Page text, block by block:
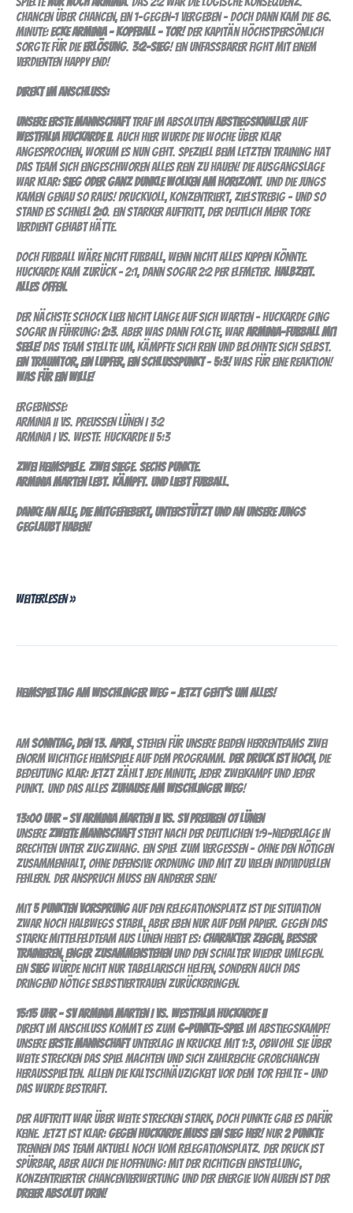
Chancen über Chancen, ein 1-gegen-1 vergeben – doch dann kam die 86.
Minute:Ecke Arminia – Kopfball – Tor!Der Kapitän höchstpersönlich
sorgte für dieErlösung. 3:2-Sieg! Ein unfassbarer Fight mit einem
verdienten Happy End!
Direkt im Anschluss:
Unsere Erste Mannschafttraf im absolutenAbstiegsknallerauf
Westfalia Huckarde II. Auch hier wurde die Woche über klar
angesprochen, worum es nun geht. Speziell beim letzten Training hat
das Team sich eingeschworen alles rein zu hauen! Die Ausgangslage
war klar:Sieg oder ganz dunkle Wolken am Horizont. Und die Jungs
kamen genau so raus! Druckvoll, konzentriert, zielstrebig – und so
stand es schnell2:0. Ein starker Auftritt, der deutlich mehr Tore
verdient gehabt hätte.
Doch Fußball wäre nicht Fußball, wenn nicht alles kippen könnte.
Huckarde kam zurück – 2:1, dann sogar 2:2 per Elfmeter. Halbzeit.
Alles offen.
Der nächste Schock ließ nicht lange auf sich warten – Huckarde ging
sogar in Führung:2:3. Aber was dann folgte, warArminia-Fußball mit
Seele!Das Team stellte um, kämpfte sich rein und belohnte sich selbst.
Ein Traumtor, ein Lupfer, ein Schlusspunkt–5:3!Was für eine Reaktion!
Was für ein Wille!
Ergebnisse:
ARMINIA II vs. PREUSSEN LÜNEN I 3:2
ARMINIA I vs. WESTF. HUCKARDE II 5:3
Zwei Heimspiele. Zwei Siege. Sechs Punkte.
Arminia Marten lebt. Kämpft. Und liebt Fußball.
Danke an alle, die mitgefiebert, unterstützt und an unsere Jungs
geglaubt haben!
Weiterlesen »
Heimspieltag am Wischlinger Weg – Jetzt geht's um alles!
AmSonntag, den 13. April, stehen für unsere beiden Herrenteams zwei
enorm wichtige Heimspiele auf dem Programm. Der Druck ist hoch, die
Bedeutung klar: Jetzt zählt jede Minute, jeder Zweikampf und jeder
Punkt. Und das alleszuhause am Wischlinger Weg!
13:00 Uhr – SV Arminia Marten II vs. SV Preußen 07 Lünen
UnsereZweite Mannschaftsteht nach der deutlichen 1:9-Niederlage in
Brechten unter Zugzwang. Ein Spiel zum Vergessen – ohne den nötigen
Zusammenhalt, ohne defensive Ordnung und mit zu vielen individuellen
Fehlern. Der Anspruch muss ein anderer sein!
Mit5 Punkten Vorsprungauf den Relegationsplatz ist die Situation
zwar noch halbwegs stabil, aber eben nur auf dem Papier. Gegen das
starke Mittelfeldteam aus Lünen heißt es:Charakter zeigen, besser
trainieren, enger zusammenstehenund den Schalter wieder umlegen.
EinSiegwürde nicht nur tabellarisch helfen, sondern auch das
dringend nötige Selbstvertrauen zurückbringen.
15:15 Uhr – SV Arminia Marten I vs. Westfalia Huckarde II
Direkt im Anschluss kommt es zum6-Punkte-Spielim Abstiegskampf!
UnsereErste Mannschaftunterlag in Kruckel mit 1:3, obwohl sie über
weite Strecken das Spiel machten und sich zahlreiche Großchancen
herausspielten. Allein die Kaltschnäuzigkeit vor dem Tor fehlte – und
das wurde bestraft.
Der Auftritt war über weite Strecken stark, doch Punkte gab es dafür
keine. Jetzt ist klar:Gegen Huckarde muss ein Sieg her!Nur2 Punkte
trennen das Team aktuell noch vom Relegationsplatz. Der Druck ist
spürbar, aber auch die Hoffnung: Mit der richtigen Einstellung,
konzentrierter Chancenverwertung und der Energie von außen ist der
Dreier absolut drin!